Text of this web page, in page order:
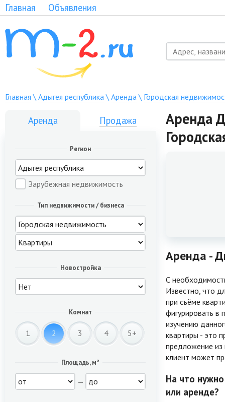
Главная Объявления
Главная \ Адыгея республика\ Аренда\ Городская
Аренда Продажа
Регион
Зарубежная недвижимость
Тип недвижимости / бизнеса
Новостройка
Комнат
1 2 3 4 5+
Площадь, м²
—
Аренда
Аренда -
С
Известно, что
при съёме
фигурировать в
изучению
квартиры - это
предложение
клиент может
На что
или аренде?